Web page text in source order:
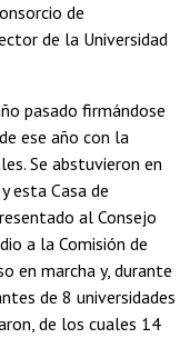
de
de la Universidad
pasado firmándose
ese año con la
Se abstuvieron en
esta Casa de
al Consejo
a la Comisión de
en marcha y, durante
de 8 universidades
de los cuales 14